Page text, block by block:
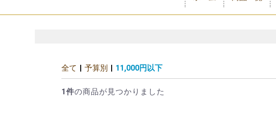
全て | 予算別 | 11,000円以下
1件の商品が見つかりました